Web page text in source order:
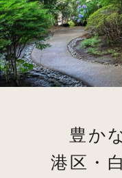
豊か
港区・